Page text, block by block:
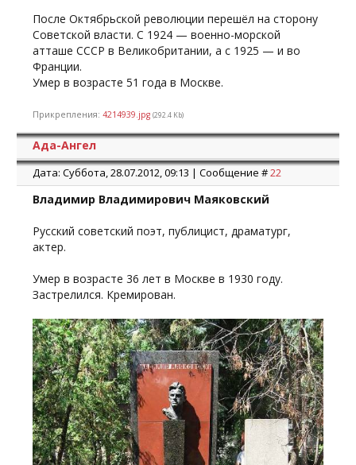
После Октябрьской революции перешёл на сторону
Советской власти. С 1924 — военно-морской
атташе СССР в Великобритании, а с 1925 — и во
Франции.
Умер в возрасте 51 года в Москве.
Прикрепления: 4214939.jpg (292.4 Kb)
Ада-Ангел
Дата: Суббота, 28.07.2012, 09:13 | Сообщение #22
Владимир Владимирович Маяковский
Русский советский поэт, публицист, драматург,
актер.
Умер в возрасте 36 лет в Москве в 1930 году.
Застрелился. Кремирован.